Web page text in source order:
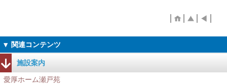
施設案内
愛厚ホーム瀬戸苑